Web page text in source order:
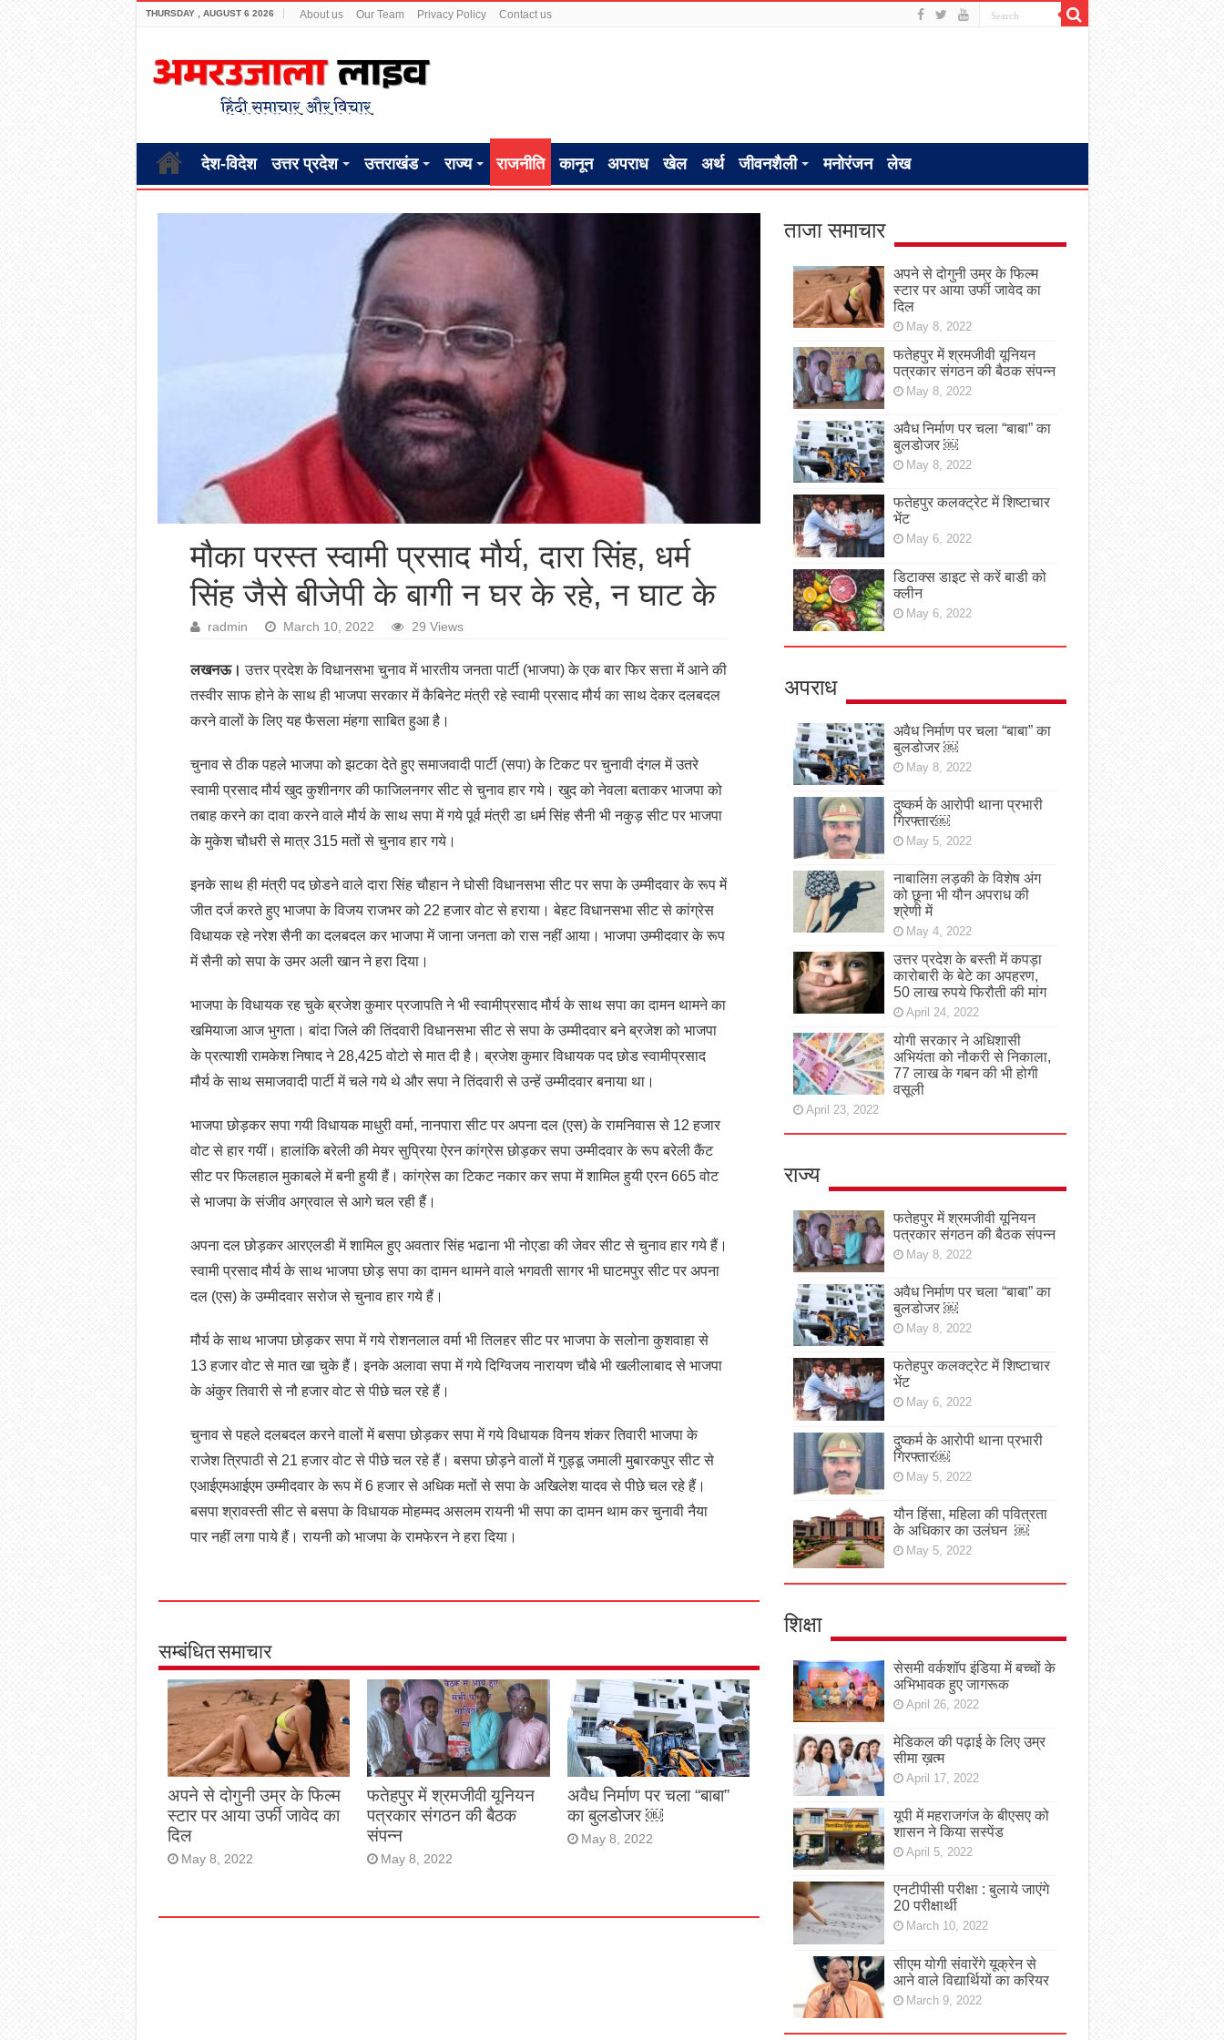
THURSDAY , AUGUST 6 2026 About us Our Team Privacy Policy Contact us
देश-विदेश उत्तर प्रदेश उत्तराखंड राज्य राजनीति कानून अपराध खेल अर्थ जीवनशैली मनोरंजन लेख
मौका परस्त स्वामी प्रसाद मौर्य, दारा सिंह, धर्म
सिंह जैसे बीजेपी के बागी न घर के रहे, न घाट के
radmin March 10, 2022 29 Views
लखनऊ। उत्तर प्रदेश के विधानसभा चुनाव में भारतीय जनता पार्टी (भाजपा) के एक बार फिर सत्ता में आने की
तस्वीर साफ होने के साथ ही भाजपा सरकार में कैबिनेट मंत्री रहे स्वामी प्रसाद मौर्य का साथ देकर दलबदल
करने वालों के लिए यह फैसला मंहगा साबित हुआ है।
चुनाव से ठीक पहले भाजपा को झटका देते हुए समाजवादी पार्टी (सपा) के टिकट पर चुनावी दंगल में उतरे
स्वामी प्रसाद मौर्य खुद कुशीनगर की फाजिलनगर सीट से चुनाव हार गये। खुद को नेवला बताकर भाजपा को
तबाह करने का दावा करने वाले मौर्य के साथ सपा में गये पूर्व मंत्री डा धर्म सिंह सैनी भी नकुड़ सीट पर भाजपा
के मुकेश चौधरी से मात्र 315 मतों से चुनाव हार गये।
इनके साथ ही मंत्री पद छोडने वाले दारा सिंह चौहान ने घोसी विधानसभा सीट पर सपा के उम्मीदवार के रूप में
जीत दर्ज करते हुए भाजपा के विजय राजभर को 22 हजार वोट से हराया। बेहट विधानसभा सीट से कांग्रेस
विधायक रहे नरेश सैनी का दलबदल कर भाजपा में जाना जनता को रास नहीं आया। भाजपा उम्मीदवार के रूप
में सैनी को सपा के उमर अली खान ने हरा दिया।
भाजपा के विधायक रह चुके ब्रजेश कुमार प्रजापति ने भी स्वामीप्रसाद मौर्य के साथ सपा का दामन थामने का
खमियाजा आज भुगता। बांदा जिले की तिंदवारी विधानसभा सीट से सपा के उम्मीदवार बने ब्रजेश को भाजपा
के प्रत्याशी रामकेश निषाद ने 28,425 वोटो से मात दी है। ब्रजेश कुमार विधायक पद छोड स्वामीप्रसाद
मौर्य के साथ समाजवादी पार्टी में चले गये थे और सपा ने तिंदवारी से उन्हें उम्मीदवार बनाया था।
भाजपा छोड़कर सपा गयी विधायक माधुरी वर्मा, नानपारा सीट पर अपना दल (एस) के रामनिवास से 12 हजार
वोट से हार गयीं। हालांकि बरेली की मेयर सुप्रिया ऐरन कांग्रेस छोड़कर सपा उम्मीदवार के रूप बरेली कैंट
सीट पर फिलहाल मुकाबले में बनी हुयी हैं। कांग्रेस का टिकट नकार कर सपा में शामिल हुयी एरन 665 वोट
से भाजपा के संजीव अग्रवाल से आगे चल रही हैं।
अपना दल छोड़कर आरएलडी में शामिल हुए अवतार सिंह भढाना भी नोएडा की जेवर सीट से चुनाव हार गये हैं।
स्वामी प्रसाद मौर्य के साथ भाजपा छोड़ सपा का दामन थामने वाले भगवती सागर भी घाटमपुर सीट पर अपना
दल (एस) के उम्मीदवार सरोज से चुनाव हार गये हैं।
मौर्य के साथ भाजपा छोड़कर सपा में गये रोशनलाल वर्मा भी तिलहर सीट पर भाजपा के सलोना कुशवाहा से
13 हजार वोट से मात खा चुके हैं। इनके अलावा सपा में गये दिग्विजय नारायण चौबे भी खलीलाबाद से भाजपा
के अंकुर तिवारी से नौ हजार वोट से पीछे चल रहे हैं।
चुनाव से पहले दलबदल करने वालों में बसपा छोड़कर सपा में गये विधायक विनय शंकर तिवारी भाजपा के
राजेश त्रिपाठी से 21 हजार वोट से पीछे चल रहे हैं। बसपा छोड़ने वालों में गुड्डू जमाली मुबारकपुर सीट से
एआईएमआईएम उम्मीदवार के रूप में 6 हजार से अधिक मतों से सपा के अखिलेश यादव से पीछे चल रहे हैं।
बसपा श्रावस्ती सीट से बसपा के विधायक मोहम्मद असलम रायनी भी सपा का दामन थाम कर चुनावी नैया
पार नहीं लगा पाये हैं। रायनी को भाजपा के रामफेरन ने हरा दिया।
सम्बंधित समाचार
अपने से दोगुनी उम्र के फिल्म
स्टार पर आया उर्फी जावेद का
दिल
May 8, 2022
फतेहपुर में श्रमजीवी यूनियन
पत्रकार संगठन की बैठक
संपन्न
May 8, 2022
अवैध निर्माण पर चला “बाबा”
का बुलडोजर ￼
May 8, 2022
ताजा समाचार
अपने से दोगुनी उम्र के फिल्म
स्टार पर आया उर्फी जावेद का
दिल
May 8, 2022
फतेहपुर में श्रमजीवी यूनियन
पत्रकार संगठन की बैठक संपन्न
May 8, 2022
अवैध निर्माण पर चला “बाबा” का
बुलडोजर ￼
May 8, 2022
फतेहपुर कलक्ट्रेट में शिष्टाचार
भेंट
May 6, 2022
डिटाक्स डाइट से करें बाडी को
क्लीन
May 6, 2022
अपराध
अवैध निर्माण पर चला “बाबा” का
बुलडोजर ￼
May 8, 2022
दुष्कर्म के आरोपी थाना प्रभारी
गिरफ्तार￼
May 5, 2022
नाबालिग़ लड़की के विशेष अंग
को छूना भी यौन अपराध की
श्रेणी में
May 4, 2022
उत्तर प्रदेश के बस्ती में कपड़ा
कारोबारी के बेटे का अपहरण,
50 लाख रुपये फिरौती की मांग
April 24, 2022
योगी सरकार ने अधिशासी
अभियंता को नौकरी से निकाला,
77 लाख के गबन की भी होगी
वसूली
April 23, 2022
राज्य
फतेहपुर में श्रमजीवी यूनियन
पत्रकार संगठन की बैठक संपन्न
May 8, 2022
अवैध निर्माण पर चला “बाबा” का
बुलडोजर ￼
May 8, 2022
फतेहपुर कलक्ट्रेट में शिष्टाचार
भेंट
May 6, 2022
दुष्कर्म के आरोपी थाना प्रभारी
गिरफ्तार￼
May 5, 2022
यौन हिंसा, महिला की पवित्रता
के अधिकार का उलंघन ￼
May 5, 2022
शिक्षा
सेसमी वर्कशॉप इंडिया में बच्चों के
अभिभावक हुए जागरूक
April 26, 2022
मेडिकल की पढ़ाई के लिए उम्र
सीमा ख़त्म
April 17, 2022
यूपी में महराजगंज के बीएसए को
शासन ने किया सस्पेंड
April 5, 2022
एनटीपीसी परीक्षा : बुलाये जाएंगे
20 परीक्षार्थी
March 10, 2022
सीएम योगी संवारेंगे यूक्रेन से
आने वाले विद्यार्थियों का करियर
March 9, 2022